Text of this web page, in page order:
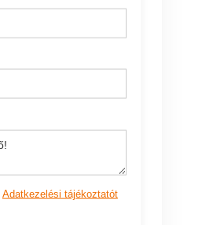
Adatkezelési tájékoztatót